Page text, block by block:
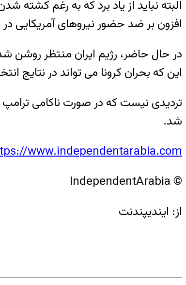
البته نباید از یاد برد که به رغم کشته
افزون بر ضد حضور نیروهای آمریکایی در
در حال حاضر، رژیم ایران منتظر روشن
این که بحران کرونا می تواند در نتایج
تردیدی نیست که در صورت ناکامی
شد.
www.independentarabia.com
© IndependentArabia
از: ایندیپندنت